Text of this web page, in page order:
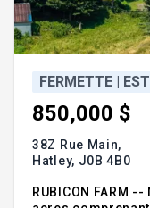
FERMETTE |
850,000 $
38Z Rue Main,
Hatley, J0B 4B0
RUBICON FARM